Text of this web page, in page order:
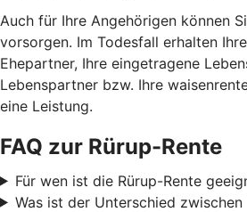
Auch für Ihre Angehörigen können
vorsorgen. Im Todesfall erhalten
Ehepartner, Ihre eingetragene
Lebenspartner bzw. Ihre
eine Leistung.
FAQ zur Rürup-Rente
Für wen ist die Rürup-Rente
Was ist der Unterschied zwischen